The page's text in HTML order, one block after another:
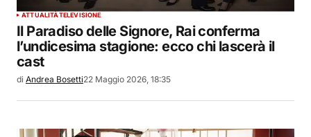
ATTUALITÀTELEVISIONE
Il Paradiso delle Signore, Rai conferma
l’undicesima stagione: ecco chi lascerà il
cast
di Andrea Bosetti22 Maggio 2026, 18:35